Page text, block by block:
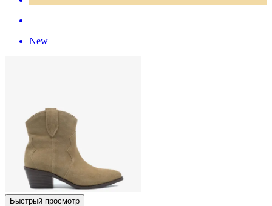
New
Быстрый просмотр